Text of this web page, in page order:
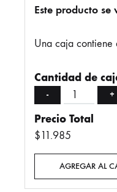
Este producto se
Una caja contiene
Cantidad de
- +
Precio Total
$11.985
AGREGAR AL